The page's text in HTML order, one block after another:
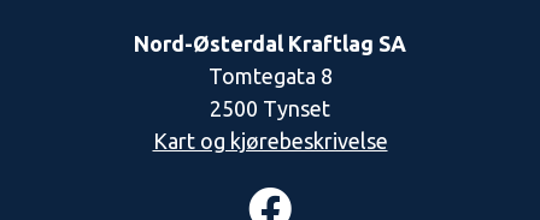
Nord-Østerdal Kraftlag SA
Tomtegata 8
2500 Tynset
Kart og kjørebeskrivelse